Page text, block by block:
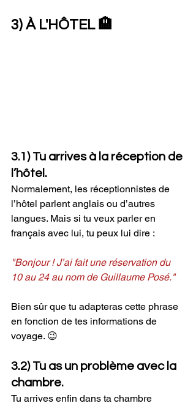
3) À L'HÔTEL 🏨
3.1) Tu arrives à la réception de
l’hôtel.
Normalement, les réceptionnistes de
l’hôtel parlent anglais ou d’autres
langues. Mais si tu veux parler en
français avec lui, tu peux lui dire :
"Bonjour ! J’ai fait une réservation du
10 au 24 au nom de Guillaume Posé."
Bien sûr que tu adapteras cette phrase
en fonction de tes informations de
voyage. 😉
3.2) Tu as un problème avec la
chambre.
Tu arrives enfin dans ta chambre